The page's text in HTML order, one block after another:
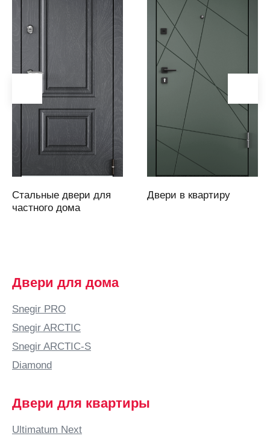
Аргаяш
Аркадак
область)
Армавир
Артем
Артемовский
Аскарово
область)
Атырау
Аша
Б
Бабяково
Баку
Балаково
Стальные двери для
частного дома
Двери в квартиру
Двери для дома
Snegir PRO
Snegir ARCTIC
Snegir ARCTIC-S
Diamond
Двери для квартиры
Ultimatum Next